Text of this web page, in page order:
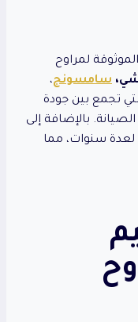
لمراوح
سامسونج،
تجمع بين جودة
بالإضافة إلى
لعدة سنوات، مما